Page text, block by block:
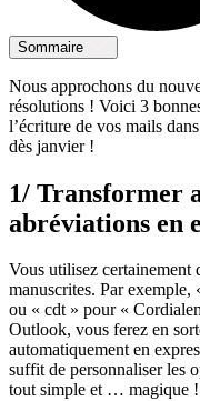
Sommaire
Nous approchons du
résolutions ! Voici 3
l’écriture de vos mails
dès janvier !
1/ Transformer
abréviations en
Vous utilisez certainement
manuscrites. Par exemple,
ou « cdt » pour «
Outlook, vous ferez en
automatiquement en
suffit de personnaliser les
tout simple et … magique !